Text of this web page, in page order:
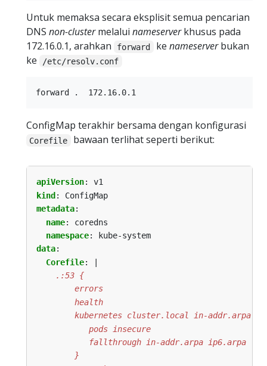
Untuk memaksa secara eksplisit semua pencarian
DNS non-clustermelalui nameserverkhusus pada
172.16.0.1, arahkan
forward ke nameserverbukan
ke
/etc/resolv.conf
ConfigMap terakhir bersama dengan konfigurasi
Corefile bawaan terlihat seperti berikut:
apiVersion:
v1
kind :
ConfigMap
metadata:
name:
coredns
namespace:
kube-system
data:
Corefile: